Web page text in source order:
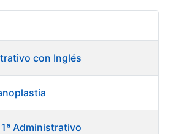
con Inglés
Administrativo